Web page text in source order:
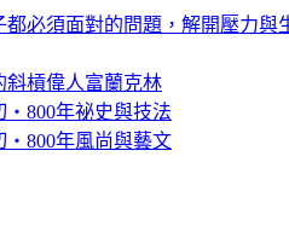
都必須面對的問題，解開壓力與
斜槓偉人富蘭克林
‧800年祕史與技法
‧800年風尚與藝文